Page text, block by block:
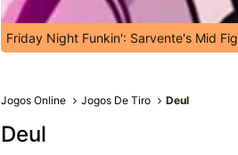
Friday Night Funkin': Sarvente's Mid
Jogos Online Jogos De Tiro Deul
Deul